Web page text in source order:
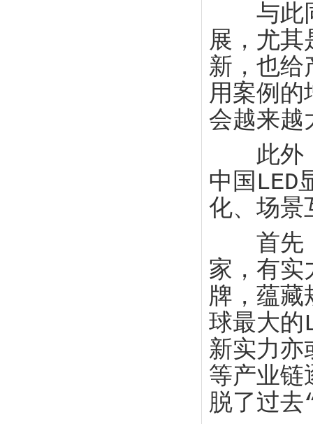
与此同
展，尤
新，也给
用案例
会越来越
此外，
中国LED
化、场景
首先，
家，有实
牌，蕴藏
球最大的
新实力亦
等产业链
脱了过去